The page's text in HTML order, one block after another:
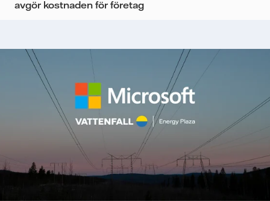
avgör kostnaden för företag